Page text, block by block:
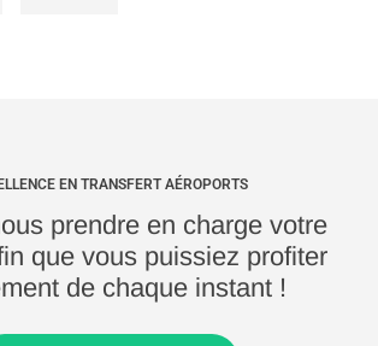
EN TRANSFERT AÉROPORTS
prendre en charge votre
que vous puissiez profiter
de chaque instant !